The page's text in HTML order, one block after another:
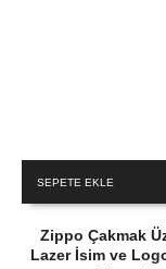
SEPETE EKLE
Zippo Çakmak
Lazer İsim ve